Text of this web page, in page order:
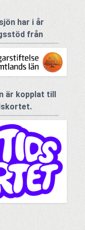
har i år
från
är kopplat till